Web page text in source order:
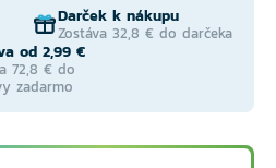
Darček k nákupu
Zostáva 32,8 € do darčeka
od 2,99 €
72,8 € do
zadarmo